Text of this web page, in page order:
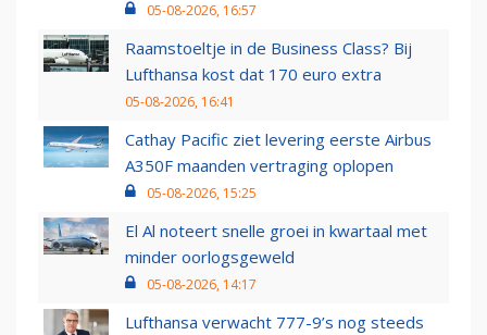
05-08-2026, 16:57
Raamstoeltje in de Business Class? Bij
Lufthansa kost dat 170 euro extra
05-08-2026, 16:41
Cathay Pacific ziet levering eerste Airbus
A350F maanden vertraging oplopen
05-08-2026, 15:25
El Al noteert snelle groei in kwartaal met
minder oorlogsgeweld
05-08-2026, 14:17
Lufthansa verwacht 777-9’s nog steeds